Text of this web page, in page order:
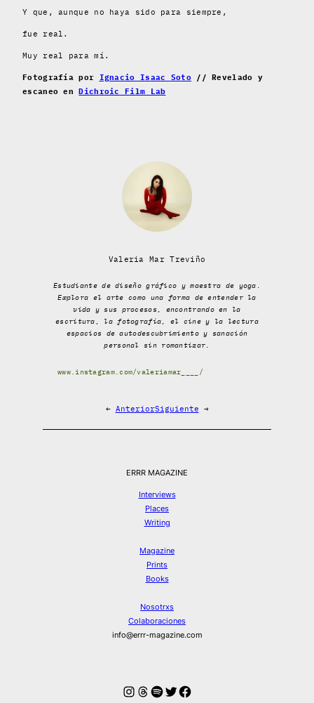
Y que, aunque no haya sido para siempre,
fue real.
Muy real para mí.
Fotografía por Ignacio Isaac Soto // Revelado y
escaneo enDichroic Film Lab
Valeria Mar Treviño
Estudiante de diseño gráfico y maestra de yoga.
Explora el arte como una forma de entender la
vida y sus procesos, encontrando en la
escritura, la fotografía, el cine y la lectura
espacios de autodescubrimiento y sanación
personal sin romantizar.
www.instagram.com/valeriamar____/
← AnteriorSiguiente →
ERRR MAGAZINE
Interviews
Places
Writing
Magazine
Prints
Books
Nosotrxs
Colaboraciones
info@errr-magazine.com
Instagram
Hilos
Spotify
Twitter
Facebook